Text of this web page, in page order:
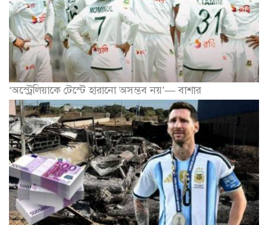
‘অস্ট্রেলিয়াকে টেস্টে হারানো অসম্ভব নয়’— বাশার